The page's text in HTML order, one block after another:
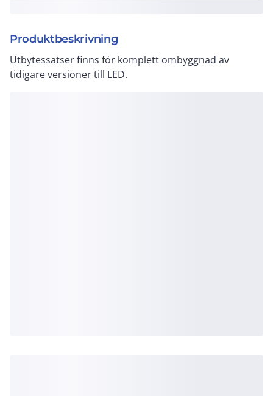
Produktbeskrivning
Utbytessatser finns för komplett ombyggnad av
tidigare versioner till LED.